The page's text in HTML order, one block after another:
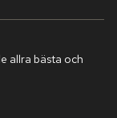
allra bästa och